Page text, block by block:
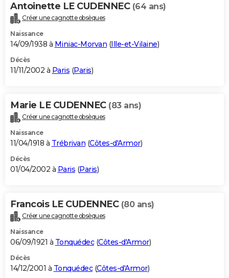
Antoinette LE CUDENNEC (64 ans)
Créer une cagnotte obsèques
Naissance
14/09/1938 à Miniac-Morvan (Ille-et-Vilaine)
Décès
11/11/2002 à Paris (Paris)
Marie LE CUDENNEC (83 ans)
Créer une cagnotte obsèques
Naissance
11/04/1918 à Trébrivan (Côtes-d'Armor)
Décès
01/04/2002 à Paris (Paris)
Francois LE CUDENNEC (80 ans)
Créer une cagnotte obsèques
Naissance
06/09/1921 à Tonquédec(Côtes-d'Armor)
Décès
14/12/2001 à Tonquédec(Côtes-d'Armor)